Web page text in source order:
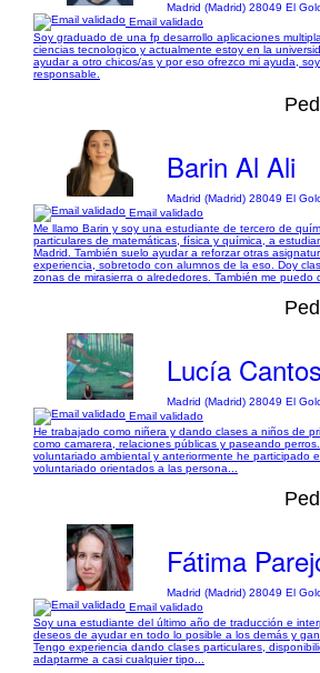
Madrid (Madrid) 28049 El
Email validado
Soy graduado de una fp desarrollo aplicaciones
ciencias tecnologico y actualmente estoy en la
ayudar a otro chicos/as y por eso ofrezco mi ayuda,
responsable.
Barin Al Ali
Madrid (Madrid) 28049 El
Email validado
Me llamo Barin y soy una estudiante de tercero de
particulares de matemáticas, física y química, a
Madrid. También suelo ayudar a reforzar otras
experiencia, sobretodo con alumnos de la eso. Doy
zonas de mirasierra o alrededores. También me puedo
Lucía
Madrid (Madrid) 28049 El
Email validado
He trabajado como niñera y dando clases a niños de
como camarera, relaciones públicas y paseando
voluntariado ambiental y anteriormente he participado
voluntariado orientados a las persona...
Fátima
Madrid (Madrid) 28049 El
Email validado
Soy una estudiante del último año de traducción e
deseos de ayudar en todo lo posible a los demás y
Tengo experiencia dando clases particulares,
adaptarme a casi cualquier tipo...